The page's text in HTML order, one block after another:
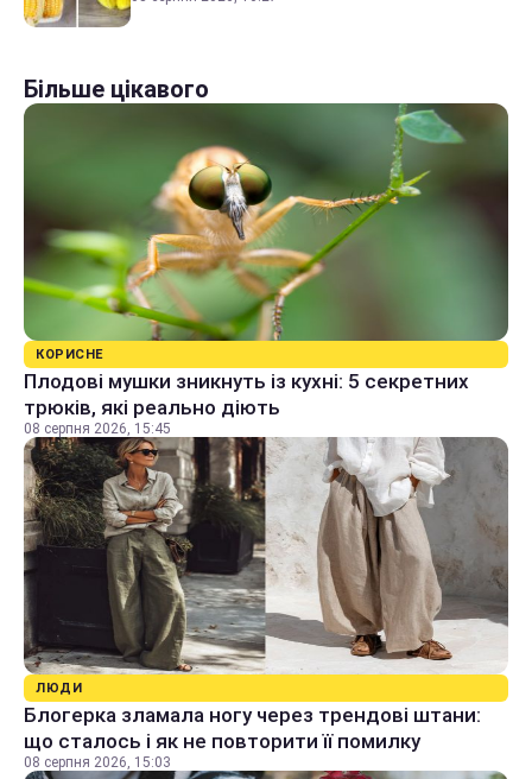
Більше цікавого
КОРИСНЕ
Плодові мушки зникнуть із кухні: 5 секретних
трюків, які реально діють
08 серпня 2026, 15:45
ЛЮДИ
Блогерка зламала ногу через трендові штани:
що сталось і як не повторити її помилку
08 серпня 2026, 15:03